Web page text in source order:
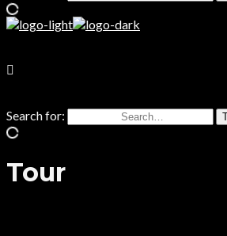
Search for:
Tour